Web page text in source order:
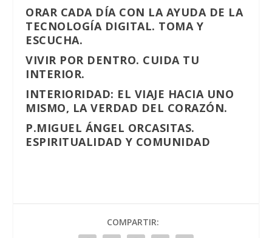
ORAR CADA DÍA CON LA AYUDA DE LA
TECNOLOGÍA DIGITAL. TOMA Y
ESCUCHA.
VIVIR POR DENTRO. CUIDA TU
INTERIOR.
INTERIORIDAD: EL VIAJE HACIA UNO
MISMO, LA VERDAD DEL CORAZÓN.
P.MIGUEL ÁNGEL ORCASITAS.
ESPIRITUALIDAD Y COMUNIDAD
COMPARTIR: